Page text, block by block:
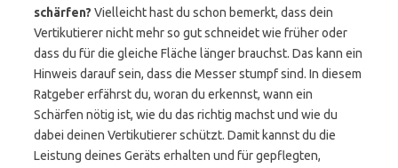
schärfen? Vielleicht hast du schon bemerkt, dass dein
Vertikutierer nicht mehr so gut schneidet wie früher oder
dass du für die gleiche Fläche länger brauchst. Das kann ein
Hinweis darauf sein, dass die Messer stumpf sind. In diesem
Ratgeber erfährst du, woran du erkennst, wann ein
Schärfen nötig ist, wie du das richtig machst und wie du
dabei deinen Vertikutierer schützt. Damit kannst du die
Leistung deines Geräts erhalten und für gepflegten,